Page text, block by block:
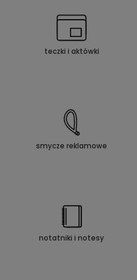
teczki i aktówki
smycze reklamowe
notatniki i notesy